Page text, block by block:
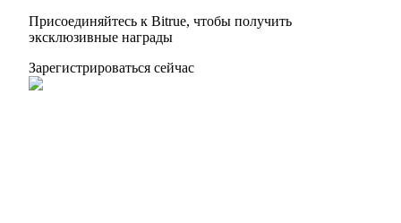
BTC Flexible Staking | Daily Rewards
Присоединяйтесь к Bitrue, чтобы получить
эксклюзивные награды
Зарегистрироваться сейчас